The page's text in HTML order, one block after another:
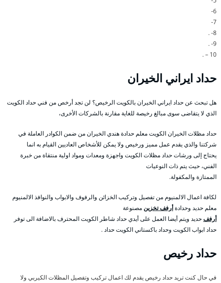
6-
7-
8- .
9- .
10 – .
حداد ايراني الخيران
هل تبحث عن حداد ايراني الخيران بالكويت الرخيص؟ لن تجد أرخص من فني حداد الكويت
الذي لا يتقاضى سوى مبالغ رخيصة للغاية مقارنة بالشركات الأخرى،
حداد مظلات الخيران الكويت معلم حدادة هندي الخيران من ضمن الكوادر العاملة في
شركتنا والذي يقدم عمل مميز ورخيص ولا يمكن للأشخاص العاديين القيام به انما
يحتاج إلى ورشات حداد مظلات الكويت واجهزة ومعدات ومواد اولية منتقاة من خبرة
الفني، حيث يتم ذات النوعيات
الممتازة والمكفولة.
لكافة اعمال الالمنيوم من تفصيل وتركيب الخزائن والرفوف والابواب والنوافذ الالمنيوم
معلم حديد وحدادةأرفف تخزينمصنوعة
أرففحديد ويتم أيضا العمل على أيدي حداد شاطر الكويت المحترف بالاضافة الى توفر
حداد ابواب الكويت وحداد باكستاني الكويت حداد .
حداد رخيص
في حال كنت تريد حداد رخيص يقدم لك اعمال تركيب وتفصيل المظلات الكيربي ولا